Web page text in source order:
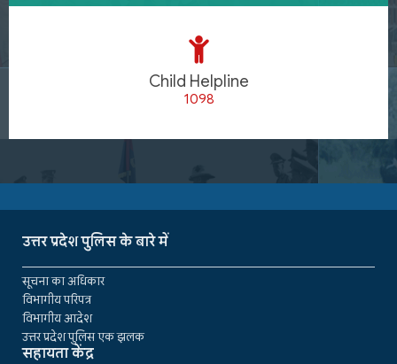
Child Helpline
1098
उत्तर प्रदेश पुलिस के बारे में
सूचना का अधिकार
विभागीय परिपत्र
विभागीय आदेश
उत्तर प्रदेश पुलिस एक झलक
सहायता केंद्र